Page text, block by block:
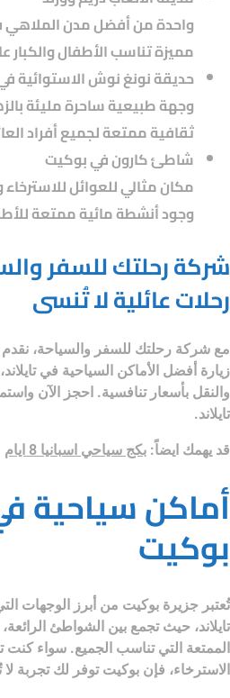
واحدة من أفضل مدن الملاهي
مميزة تناسب الأطفال والكبار
حديقة نونغ نوش الاستوائية في
وجهة طبيعية ساحرة مليئة
ثقافية ممتعة لجميع أفراد
شاطئ كارون في بوكيت
مكان مثالي للعوائل
وجود أنشطة مائية ممتعة
شركة رحلتك للسفر
رحلات عائلية لا تُنسى
مع شركة رحلتك للسفر والسياحة،
زيارة أفضل الأماكن السياحية في
والنقل بأسعار تنافسية. احجز الآن
تايلاند.
قد يهمك ايضاً: بكج سياحي اسبانيا 8 ايام
أماكن سياحية
بوكيت
تُعتبر جزيرة بوكيت من أبرز الوجهات
تايلاند، حيث تجمع بين الشواطئ الرائعة،
الممتعة التي تناسب الجميع. سواء
الاسترخاء، فإن بوكيت توفر لك تجربة